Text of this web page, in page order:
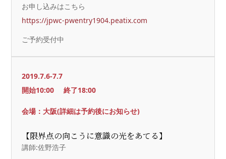
お申し込みはこちら
https://jpwc-pwentry1904.peatix.com
ご予約受付中
2019.7.6-7.7
開始10:00
終了18:00
会場：大阪(詳細は予約後にお知らせ)
【限界点の向こうに意識の光をあてる】
講師:佐野浩子